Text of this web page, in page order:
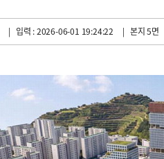
| 입력 : 2026-06-01 19:24:22 | 본지 5면